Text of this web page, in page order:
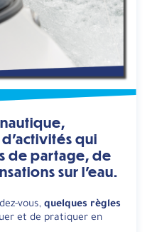
qui
de partage, de
sur l'eau.
vous, quelques règles
et de pratiquer en